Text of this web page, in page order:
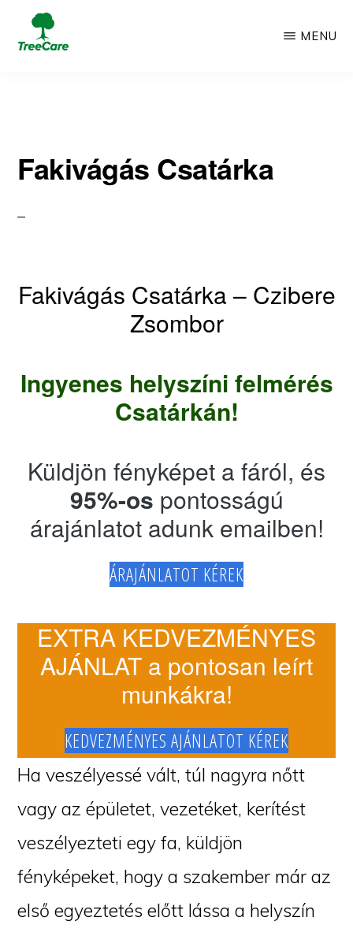
Skip
WordPress
oldal
MENU
Fakivágás Csatárka
Fakivágás Csatárka – Czibere
Zsombor
Ingyenes helyszíni felmérés
Csatárkán!
Küldjön fényképet a fáról, és
95%-os pontosságú
árajánlatot adunk emailben!
ÁRAJÁNLATOT KÉREK
EXTRA KEDVEZMÉNYES
AJÁNLAT a pontosan leírt
munkákra!
KEDVEZMÉNYES AJÁNLATOT KÉREK
Ha veszélyessé vált, túl nagyra nőtt
vagy az épületet, vezetéket, kerítést
veszélyezteti egy fa, küldjön
fényképeket, hogy a szakember már az
első egyeztetés előtt lássa a helyszín